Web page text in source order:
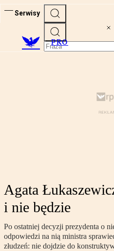
Serwisy
PRO
Agata
i nie będzie
Po ostatniej decyzji prezydenta o
odpowiedzi na nią ministra
złudzeń: nie dojdzie do